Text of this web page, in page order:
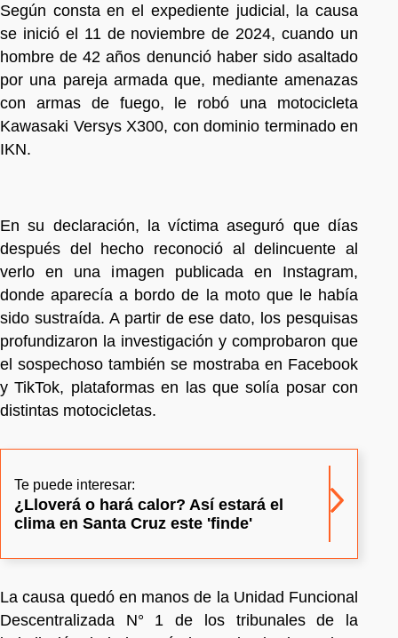
Según consta en el expediente judicial, la causa
se inició el 11 de noviembre de 2024, cuando un
hombre de 42 años denunció haber sido asaltado
por una pareja armada que, mediante amenazas
con armas de fuego, le robó una motocicleta
Kawasaki Versys X300, con dominio terminado en
IKN.
En su declaración, la víctima aseguró que días
después del hecho reconoció al delincuente al
verlo en una imagen publicada en Instagram,
donde aparecía a bordo de la moto que le había
sido sustraída. A partir de ese dato, los pesquisas
profundizaron la investigación y comprobaron que
el sospechoso también se mostraba en Facebook
y TikTok, plataformas en las que solía posar con
distintas motocicletas.
Te puede interesar:
¿Lloverá o hará calor? Así estará el
clima en Santa Cruz este 'finde'
La causa quedó en manos de la Unidad Funcional
Descentralizada N° 1 de los tribunales de la